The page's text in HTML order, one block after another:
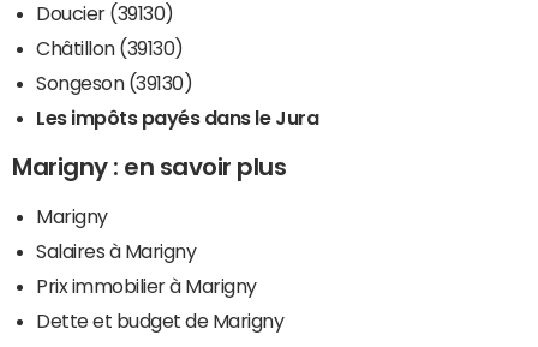
Doucier (39130)
Châtillon (39130)
Songeson (39130)
Les impôts payés dans le Jura
Marigny : en savoir plus
Marigny
Salaires à Marigny
Prix immobilier à Marigny
Dette et budget de Marigny